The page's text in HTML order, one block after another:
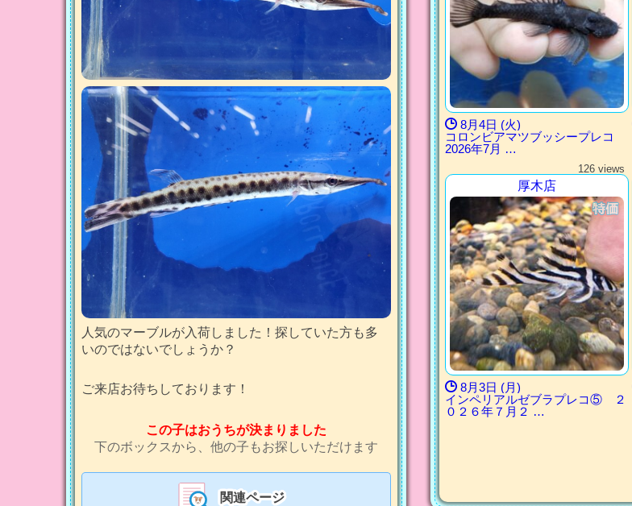
人気のマーブルが入荷しました！探していた方も多
いのではないでしょうか？
ご来店お待ちしております！
この子はおうちが決まりました
下のボックスから、他の子もお探しいただけます
関連ページ
8月4日 (火)
コロンビアマツブッシープレコ
2026年7月 …
126 views
厚木店
8月3日 (月)
インペリアルゼブラプレコ⑤ ２
０２６年７月２ …